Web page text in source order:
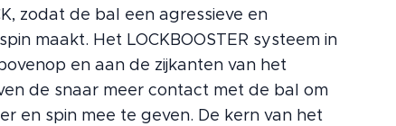
zodat de bal een agressieve en
maakt. Het LOCKBOOSTER systeem in
en aan de zijkanten van het
de snaar meer contact met de bal om
en spin mee te geven. De kern van het